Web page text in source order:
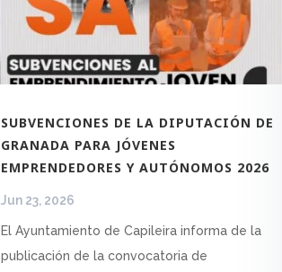
SUBVENCIONES DE LA DIPUTACIÓN DE
GRANADA PARA JÓVENES
EMPRENDEDORES Y AUTÓNOMOS 2026
Jun 23, 2026
El Ayuntamiento de Capileira informa de la
publicación de la convocatoria de